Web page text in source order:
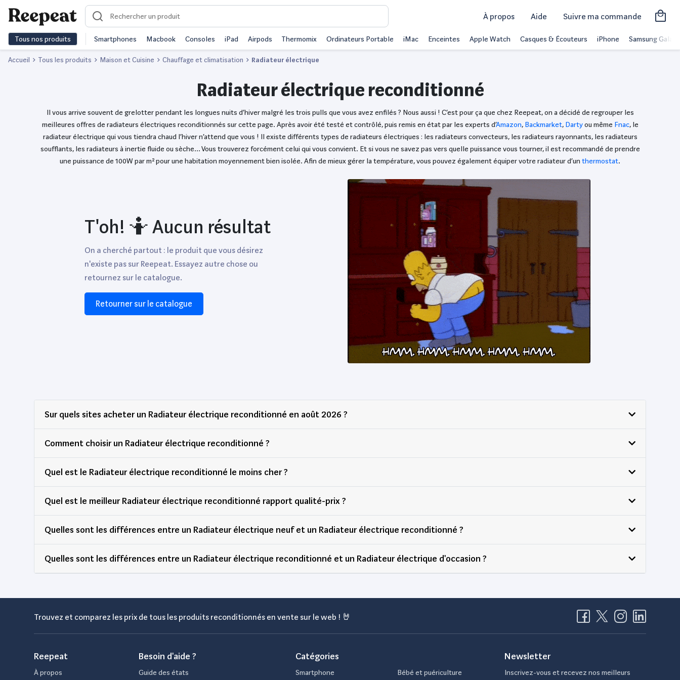
À propos Aide Suivre ma commande
Tous nos produits Smartphones Macbook Consoles iPad Airpods Thermomix Ordinateurs Portable iMac Enceintes Apple Watch Casques & Écouteurs iPhone Samsung Galaxy
Accueil Tous les produits Maison et Cuisine Chauffage et climatisation Radiateur électrique
Radiateur électrique reconditionné
Il vous arrive souvent de grelotter pendant les longues nuits d’hiver malgré les trois pulls que vous avez enfilés ? Nous aussi ! C’est pour ça que chez Reepeat, on a décidé de regrouper les
meilleures offres de radiateurs électriques reconditionnés sur cette page. Après avoir été testé et contrôlé, puis remis en état par les experts d’Amazon, Backmarket, Dartyou même Fnac, le
radiateur électrique qui vous tiendra chaud l’hiver n’attend que vous ! Il existe différents types de radiateurs électriques : les radiateurs convecteurs, les radiateurs rayonnants, les radiateurs
soufflants, les radiateurs à inertie fluide ou sèche… Vous trouverez forcément celui qui vous convient. Et si vous ne savez pas vers quelle puissance vous tourner, il est recommandé de prendre
une puissance de 100W par m² pour une habitation moyennement bien isolée. Afin de mieux gérer la température, vous pouvez également équiper votre radiateur d’un thermostat.
T'oh! 🤷 Aucun résultat
On a cherché partout : le produit que vous désirez
n'existe pas sur Reepeat. Essayez autre chose ou
retournez sur le catalogue.
Retourner sur le catalogue
Sur quels sites acheter un Radiateur électrique reconditionné en août 2026 ?
Comment choisir un Radiateur électrique reconditionné ?
Quel est le Radiateur électrique reconditionné le moins cher ?
Quel est le meilleur Radiateur électrique reconditionné rapport qualité-prix ?
Quelles sont les différences entre un Radiateur électrique neuf et un Radiateur électrique reconditionné ?
Quelles sont les différences entre un Radiateur électrique reconditionné et un Radiateur électrique d'occasion ?
Trouvez et comparez les prix de tous les produits reconditionnés en vente sur le web ! 🤘
Reepeat
À propos
Besoin d'aide ?
Guide des états
Catégories
Smartphone Bébé et puériculture
Newsletter
Inscrivez-vous et recevez nos meilleurs